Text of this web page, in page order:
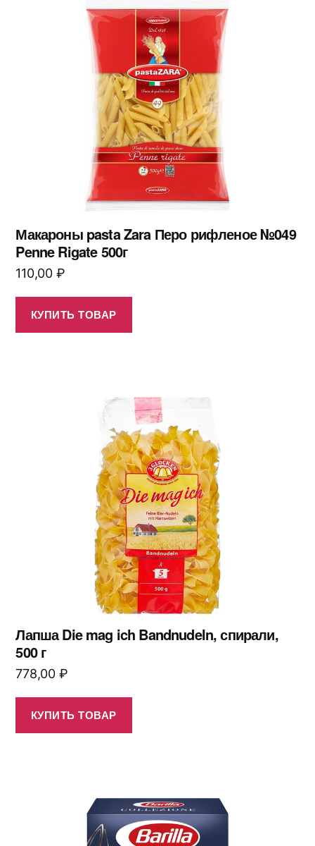
Макароны pasta Zara Перо рифленое №049
Penne Rigate 500г
110,00 ₽
КУПИТЬ ТОВАР
Лапша Die mag ich Bandnudeln, спирали,
500 г
778,00 ₽
КУПИТЬ ТОВАР